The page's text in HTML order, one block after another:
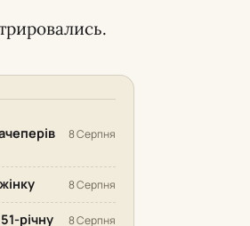
8 Серпня
8 Серпня
річну
8 Серпня